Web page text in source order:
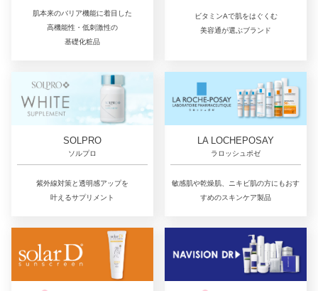
肌本来のバリア機能に着目した
高機能性・低刺激性の
基礎化粧品
ビタミンAで肌をはぐくむ
美容通が選ぶブランド
SOLPRO
ソルプロ
紫外線対策と透明感アップを
叶えるサプリメント
LA LOCHEPOSAY
ラロッシュポゼ
敏感肌や乾燥肌、ニキビ肌の方にもおす
すめのスキンケア製品